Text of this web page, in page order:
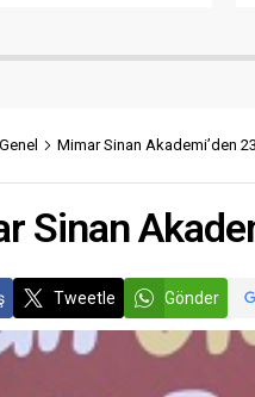
tarihsel yolculuğunu,
Genel Mimar Sinan Akademi’den
Sinan
Tweetle Gönder